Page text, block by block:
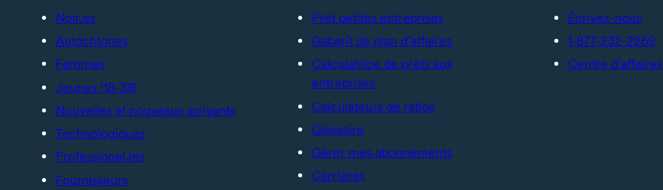
Noir.es
Autochtones
Femmes
Jeunes (18-39)
Nouvelles et nouveaux arrivants
Technologiques
Professionel.les
Fournisseurs
Prêt petites entreprises
Gabarit de plan d’affaires
Calculatrice de prêts aux
entreprises
Calculateurs de ratios
Glossaire
Gérer mes abonnements
Carrières
Écrivez-nous
1-877-232-2269
Centre d’affaires